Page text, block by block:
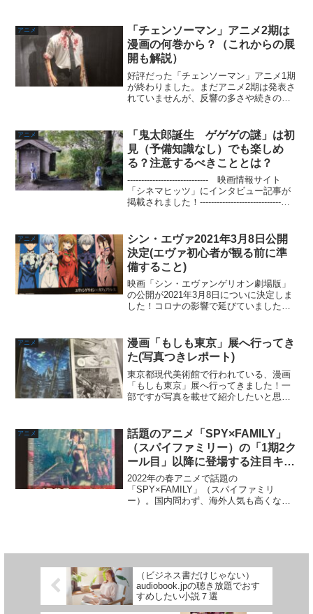
良くないですよね。それでも漫画をのん
びり読みながらお菓子を食...
アニメ
「チェンソーマン」アニメ2期は
漫画の何巻から？（これからの展
開も解説）
好評だった「チェンソーマン」アニメ1期
が終わりました。まだアニメ2期は発表さ
れていませんが、反響の多さや続きの匂
では「チェンソーマン」2期が漫画の何巻
からなのか、アニ...
アニメ
「鬼太郎誕生 ゲゲゲの謎」は初
見（予備知識なし）でも楽しめ
る？注意するべきこととは？
----------------------------- 映画情報サイト
「シネマヒッツ」にインタビュー記事が
掲載されました！-----------------------------現
アニメ
シン・エヴァ2021年3月8日公開
決定(エヴァ初心者が観る前に準
備すること)
映画「シン・エヴァンゲリオン劇場版」
の公開が2021年3月8日についに決定しま
した！コロナの影響で延びていました
ヴァンゲリオンを観たことない知らない
初心者の方への記事で...
アニメ
漫画「もしも東京」展へ行ってき
た(写真つきレポート)
東京都現代美術館で行われている、漫画
「もしも東京」展へ行ってきました！一
部ですが写真を載せて紹介したいと思い
ーツカウシル東京が主催するTokyo Tokyo
FESTI...
アニメ
話題のアニメ「SPY×FAMILY」
（スパイファミリー）の「1期2ク
ール目」以降に登場する注目キャ
ラ紹介！（ネタバレあり）
2022年の春アニメで話題の
「SPY×FAMILY」（スパイファミリ
ー）。国内問わず、海外人気も高くなっ
（ビジネス書だけじゃない）
audiobook.jpの聴き放題でおす
すめしたい小説７選